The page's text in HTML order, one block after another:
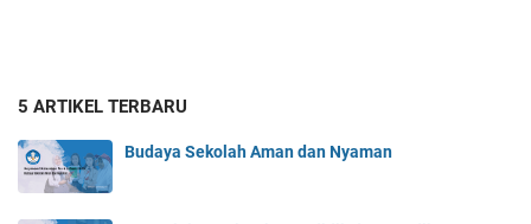
5 ARTIKEL TERBARU
Budaya Sekolah Aman dan Nyaman